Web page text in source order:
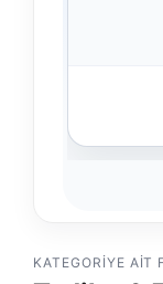
KATEGORIYE AIT